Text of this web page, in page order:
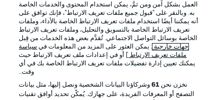
Football as it's meant to be
العمل بشكل آمن ومن ثمَّ، يمكن استخدام المحتوى والخدمات الخاصة
به. وبالنقر على "قبول جميع ملفات تعريف الارتباط"، فإنك توافق على
أنه يمكننا أيضًا استخدام ملفات تعريف الارتباط الخاصة بالأداء، وملفات
تعريف الارتباط الخاصة بالتسويق والتحليل، وملفات تعريف الارتباط
الخاصة بوسائل التواصل الاجتماعي. تُقدَّم بعض هذه الخدمات من قِبل
جهات خارجية . يمكن العثور على المزيد من المعلومات في سياسة
ملفات تعريف الارتباط
] أو في إعدادات ملف تعريف الارتباط حيث
يمكنك تعيين إدارة تفضيلات ملفات تعريف الارتباط الخاصة بك في أي
وقت..
نخزن نحن 61وشركاؤنا البيانات الشخصية ونصل إليها، مثل بيانات
التصفح أو المعرفات الفريدة، على جهازك. يُمكّن تحديد أوافق تقنيات